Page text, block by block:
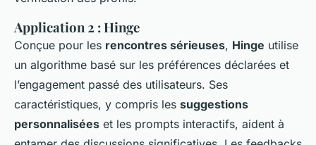
Application 2 : Hinge
Conçue pour les rencontres sérieuses, Hinge utilise
un algorithme basé sur les préférences déclarées et
l’engagement passé des utilisateurs. Ses
caractéristiques, y compris les suggestions
personnalisées et les prompts interactifs, aident à